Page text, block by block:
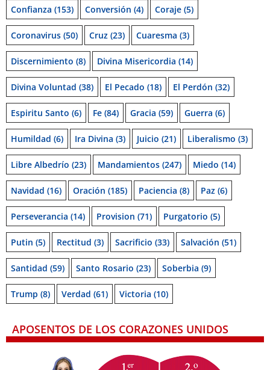
Confianza (153) Conversión (4) Coraje (5)
Coronavirus (50) Cruz (23) Cuaresma (3)
Discernimiento (8) Divina Misericordia (14)
Divina Voluntad (38) El Pecado (18) El Perdón (32)
Espiritu Santo (6) Fe (84) Gracia (59) Guerra (6)
Humildad (6) Ira Divina (3) Juicio (21) Liberalismo (3)
Libre Albedrío (23) Mandamientos (247) Miedo (14)
Navidad (16) Oración (185) Paciencia (8) Paz (6)
Perseverancia (14) Provision (71) Purgatorio (5)
Putin (5) Rectitud (3) Sacrificio (33) Salvación (51)
Santidad (59) Santo Rosario (23) Soberbia (9)
Trump (8) Verdad (61) Victoria (10)
APOSENTOS DE LOS CORAZONES UNIDOS